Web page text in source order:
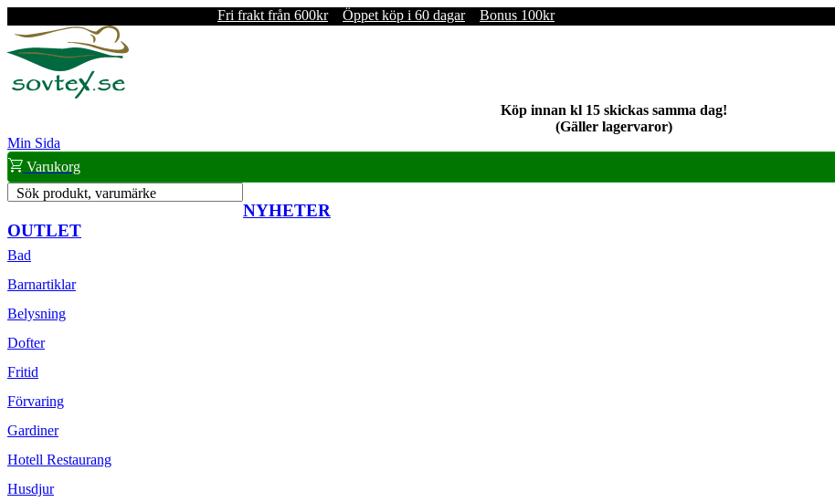
Fri frakt från 600kr Öppet köp i 60 dagar Bonus 100kr
Köp innan kl 15 skickas samma dag!
(Gäller lagervaror)
Min Sida
Varukorg
Sök produkt, varumärke
NYHETER
OUTLET
Bad
Barnartiklar
Belysning
Dofter
Fritid
Förvaring
Gardiner
Hotell Restaurang
Husdjur